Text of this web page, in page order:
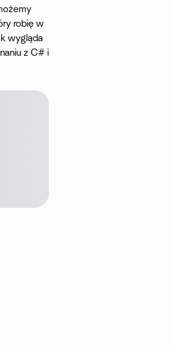
robię w
wygląda
z C# i